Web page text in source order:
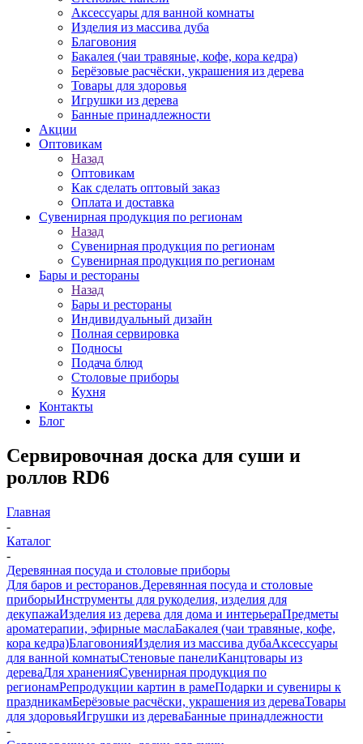
Аксессуары для ванной комнаты
Изделия из массива дуба
Благовония
Бакалея (чаи травяные, кофе, кора кедра)
Берёзовые расчёски, украшения из дерева
Товары для здоровья
Игрушки из дерева
Банные принадлежности
Акции
Оптовикам
Назад
Оптовикам
Как сделать оптовый заказ
Оплата и доставка
Сувенирная продукция по регионам
Назад
Сувенирная продукция по регионам
Сувенирная продукция по регионам
Бары и рестораны
Назад
Бары и рестораны
Индивидуальный дизайн
Полная сервировка
Подносы
Подача блюд
Столовые приборы
Кухня
Контакты
Блог
Сервировочная доска для суши и
роллов RD6
Главная
-
Каталог
-
Деревянная посуда и столовые приборы
Для баров и ресторанов.Деревянная посуда и столовые
приборыИнструменты для рукоделия, изделия для
декупажаИзделия из дерева для дома и интерьераПредметы
ароматерапии, эфирные маслаБакалея (чаи травяные, кофе,
кора кедра)БлаговонияИзделия из массива дубаАксессуары
для ванной комнатыСтеновые панелиКанцтовары из
дереваДля храненияСувенирная продукция по
регионамРепродукции картин в рамеПодарки и сувениры к
праздникамБерёзовые расчёски, украшения из дереваТовары
для здоровьяИгрушки из дереваБанные принадлежности
-